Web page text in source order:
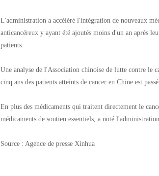
L'administration a accéléré l'intégration de nouveaux
anticancéreux y ayant été ajoutés moins d'un an après
patients.
Une analyse de l'Association chinoise de lutte contre le
cinq ans des patients atteints de cancer en Chine est
En plus des médicaments qui traitent directement le
médicaments de soutien essentiels, a noté
Source : Agence de presse Xinhua